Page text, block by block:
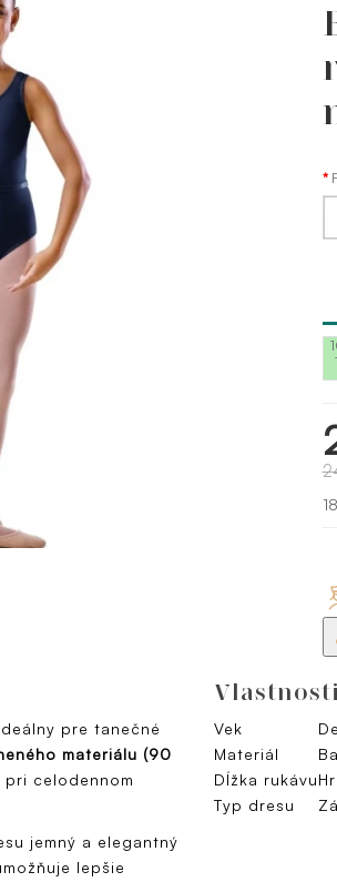
pre tanečné
materiálu (90
celodennom
jemný a elegantný
lepšie
Vlastnosti
Vek
Materiál
Dĺžka rukávu
Typ dresu